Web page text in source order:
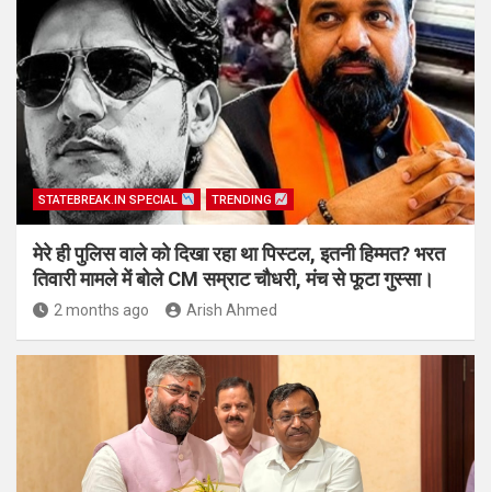
STATEBREAK.IN SPECIAL TRENDING
मेरे ही पुलिस वाले को दिखा रहा था पिस्टल, इतनी हिम्मत? भरत
तिवारी मामले में बोले CM सम्राट चौधरी, मंच से फूटा गुस्सा।
2 months ago Arish Ahmed